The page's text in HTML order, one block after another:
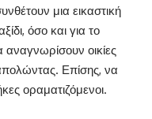
μια εικαστική
όσο και για το
αναγνωρίσουν οικίες
Επίσης, να
οραματιζόμενοι.